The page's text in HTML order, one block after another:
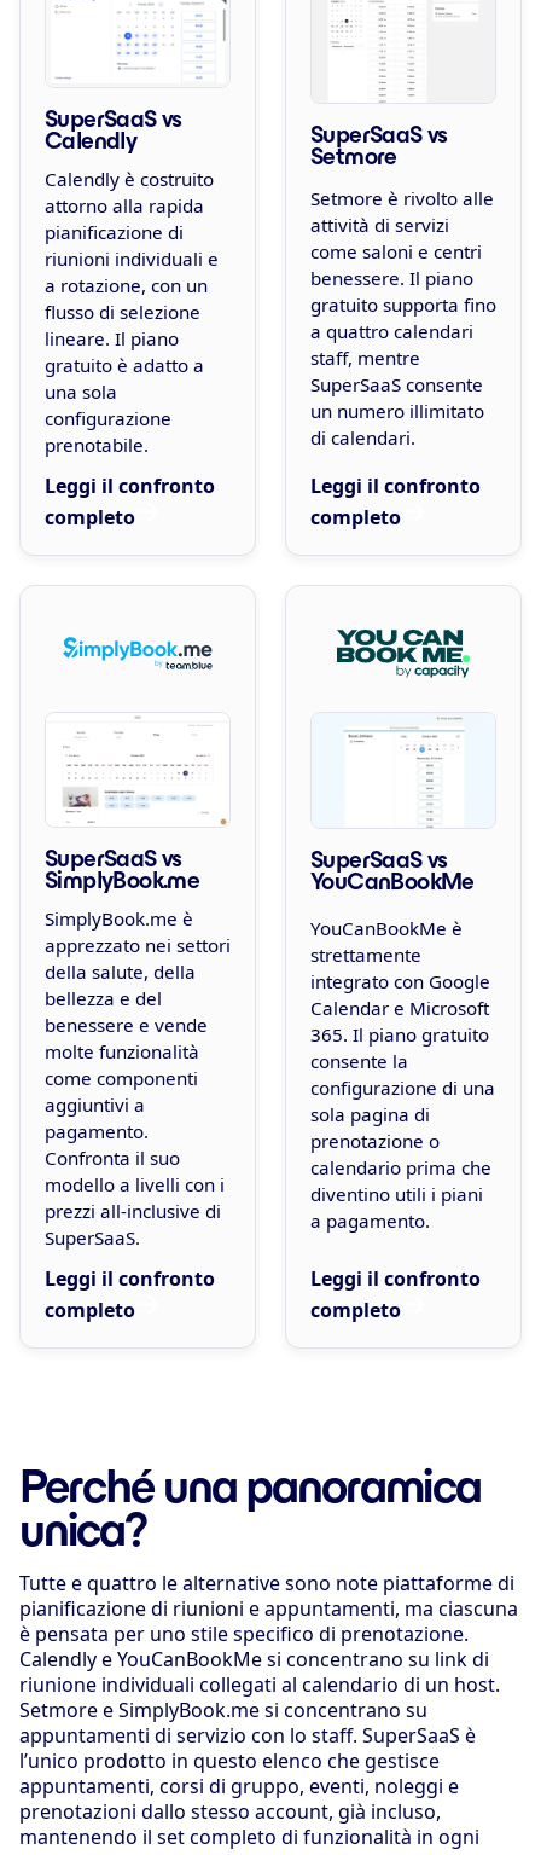
SuperSaaS vs
Calendly
Calendly è costruito
attorno alla rapida
pianificazione di
riunioni individuali e
a rotazione, con un
flusso di selezione
lineare. Il piano
gratuito è adatto a
una sola
configurazione
prenotabile.
Leggi il confronto
completo
SuperSaaS vs
Setmore
Setmore è rivolto alle
attività di servizi
come saloni e centri
benessere. Il piano
gratuito supporta fino
a quattro calendari
staff, mentre
SuperSaaS consente
un numero illimitato
di calendari.
Leggi il confronto
completo
SuperSaaS vs
SimplyBook.me
SimplyBook.me è
apprezzato nei settori
della salute, della
bellezza e del
benessere e vende
molte funzionalità
come componenti
aggiuntivi a
pagamento.
Confronta il suo
modello a livelli con i
prezzi all-inclusive di
SuperSaaS.
Leggi il confronto
completo
SuperSaaS vs
YouCanBookMe
YouCanBookMe è
strettamente
integrato con Google
Calendar e Microsoft
365. Il piano gratuito
consente la
configurazione di una
sola pagina di
prenotazione o
calendario prima che
diventino utili i piani
a pagamento.
Leggi il confronto
completo
Perché una panoramica
unica?
Tutte e quattro le alternative sono note piattaforme di
pianificazione di riunioni e appuntamenti, ma ciascuna
è pensata per uno stile specifico di prenotazione.
Calendly e YouCanBookMe si concentrano su link di
riunione individuali collegati al calendario di un host.
Setmore e SimplyBook.me si concentrano su
appuntamenti di servizio con lo staff. SuperSaaS è
l’unico prodotto in questo elenco che gestisce
appuntamenti, corsi di gruppo, eventi, noleggi e
prenotazioni dallo stesso account, già incluso,
mantenendo il set completo di funzionalità in ogni